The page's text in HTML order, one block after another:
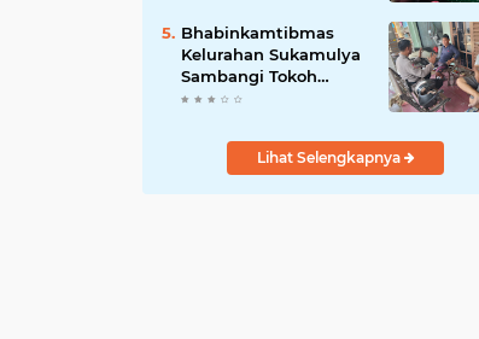
Bhabinkamtibmas
Kelurahan Sukamulya
Sambangi Tokoh
Masyarakat, Perkuat
Kamtibmas
Lihat Selengkapnya